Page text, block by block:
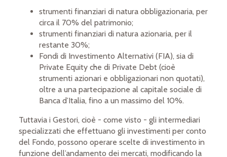
strumenti finanziari di natura obbligazionaria, per
circa il 70% del patrimonio;
strumenti finanziari di natura azionaria, per il
restante 30%;
Fondi di Investimento Alternativi (FIA), sia di
Private Equity che di Private Debt (cioè
strumenti azionari e obbligazionari non quotati),
oltre a una partecipazione al capitale sociale di
Banca d’Italia, fino a un massimo del 10%.
Tuttavia i Gestori, cioè - come visto - gli intermediari
specializzati che effettuano gli investimenti per conto
del Fondo, possono operare scelte di investimento in
funzione dell’andamento dei mercati, modificando la